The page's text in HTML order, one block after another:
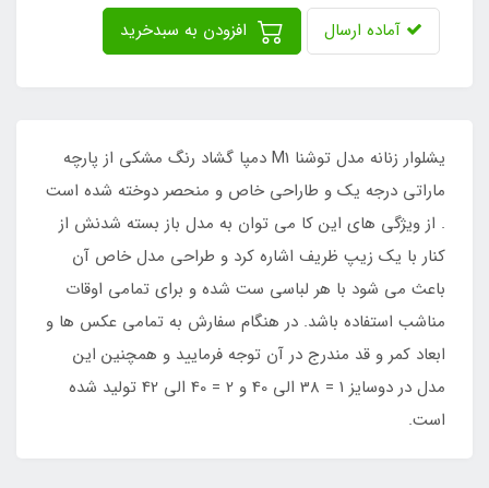
آماده ارسال
یشلوار زنانه مدل توشنا M1 دمپا گشاد رنگ مشکی از پارچه
ماراتی درجه یک و طاراحی خاص و منحصر دوخته شده است
. از ویژگی های این کا می توان به مدل باز بسته شدنش از
کنار با یک زیپ ظریف اشاره کرد و طراحی مدل خاص آن
باعث می شود با هر لباسی ست شده و برای تمامی اوقات
مناشب استفاده باشد. در هنگام سفارش به تمامی عکس ها و
ابعاد کمر و قد مندرج در آن توجه فرمایید و همچنین این
مدل در دوسایز 1 = 38 الی 40 و 2 = 40 الی 42 تولید شده
است.